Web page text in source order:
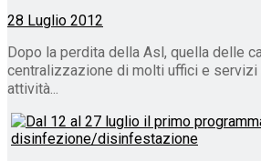
28 Luglio 2012
Dopo la perdita della Asl, quella delle
centralizzazione di molti uffici e servizi
attività...